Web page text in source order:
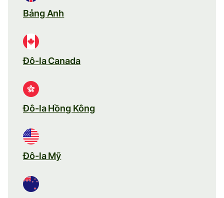
Bảng Anh
Đô-la Canada
Đô-la Hồng Kông
Đô-la Mỹ